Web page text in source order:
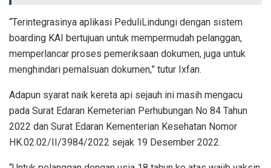
“Terintegrasinya aplikasi PeduliLindungi dengan sistem
boarding KAI bertujuan untuk mempermudah pelanggan,
memperlancar proses pemeriksaan dokumen, juga untuk
menghindari pemalsuan dokumen,” tutur Ixfan.
Adapun syarat naik kereta api sejauh ini masih mengacu
pada Surat Edaran Kemeterian Perhubungan No 84 Tahun
2022 dan Surat Edaran Kementerian Kesehatan Nomor
HK.02.02/II/3984/2022 sejak 19 Desember 2022.